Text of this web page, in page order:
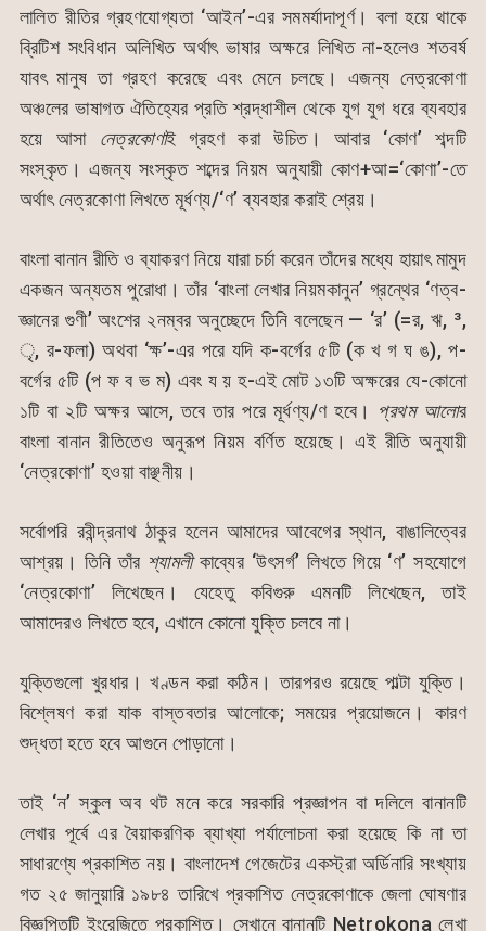
লালিত রীতির গ্রহণযোগ্যতা ‘আইন’-এর সমমর্যাদাপূর্ণ। বলা হয়ে থাকে
ব্রিটিশ সংবিধান অলিখিত অর্থাৎ ভাষার অক্ষরে লিখিত না-হলেও শতবর্ষ
যাবৎ মানুষ তা গ্রহণ করেছে এবং মেনে চলছে। এজন্য নেত্রকোণা
অঞ্চলের ভাষাগত ঐতিহ্যের প্রতি শ্রদ্ধাশীল থেকে যুগ যুগ ধরে ব্যবহার
হয়ে আসা নেত্রকোণাই গ্রহণ করা উচিত। আবার ‘কোণ’ শব্দটি
সংস্কৃত। এজন্য সংস্কৃত শব্দের নিয়ম অনুযায়ী কোণ+আ=‘কোণা’-তে
অর্থাৎ নেত্রকোণা লিখতে মূর্ধণ্য/‘ণ’ ব্যবহার করাই শ্রেয়।
বাংলা বানান রীতি ও ব্যাকরণ নিয়ে যারা চর্চা করেন তাঁদের মধ্যে হায়াৎ মামুদ
একজন অন্যতম পুরোধা। তাঁর ‘বাংলা লেখার নিয়মকানুন’ গ্রন্থের ‘ণত্ব-
জ্ঞানের গুণী’ অংশের ২নম্বর অনুচ্ছেদে তিনি বলেছেন — ‘র’ (=র, ঋ, ³,
ৃ, র-ফলা) অথবা ‘ক্ষ’-এর পরে যদি ক-বর্গের ৫টি (ক খ গ ঘ ঙ), প-
বর্গের ৫টি (প ফ ব ভ ম) এবং য য় হ-এই মোট ১৩টি অক্ষরের যে-কোনো
১টি বা ২টি অক্ষর আসে, তবে তার পরে মূর্ধণ্য/ণ হবে। প্রথম আলোর
বাংলা বানান রীতিতেও অনুরূপ নিয়ম বর্ণিত হয়েছে। এই রীতি অনুযায়ী
‘নেত্রকোণা’ হওয়া বাঞ্ছনীয়।
সর্বোপরি রবীন্দ্রনাথ ঠাকুর হলেন আমাদের আবেগের স্থান, বাঙালিত্বের
আশ্রয়। তিনি তাঁর শ্যামলীকাব্যের ‘উৎসর্গ’ লিখতে গিয়ে ‘ণ’ সহযোগে
‘নেত্রকোণা’ লিখেছেন। যেহেতু কবিগুরু এমনটি লিখেছেন, তাই
আমাদেরও লিখতে হবে, এখানে কোনো যুক্তি চলবে না।
যুক্তিগুলো খুরধার। খণ্ডন করা কঠিন। তারপরও রয়েছে পাল্টা যুক্তি।
বিশ্লেষণ করা যাক বাস্তবতার আলোকে; সময়ের প্রয়োজনে। কারণ
শুদ্ধতা হতে হবে আগুনে পোড়ানো।
তাই ‘ন’ স্কুল অব থট মনে করে সরকারি প্রজ্ঞাপন বা দলিলে বানানটি
লেখার পূর্বে এর বৈয়াকরণিক ব্যাখ্যা পর্যালোচনা করা হয়েছে কি না তা
সাধারণ্যে প্রকাশিত নয়। বাংলাদেশ গেজেটের একস্ট্রা অর্ডিনারি সংখ্যায়
গত ২৫ জানুয়ারি ১৯৮৪ তারিখে প্রকাশিত নেত্রকোণাকে জেলা ঘোষণার
বিজ্ঞপ্তিটি ইংরেজিতে প্রকাশিত। সেখানে বানানটি Netrokona লেখা